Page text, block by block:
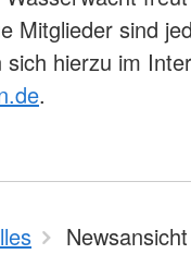
Mitglieder sind
hierzu im
.
Newsansicht